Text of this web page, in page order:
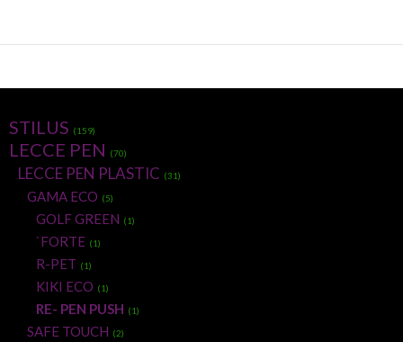
STILUS (159)
LECCE PEN (70)
LECCE PEN PLASTIC (31)
GAMA ECO (5)
GOLF GREEN (1)
`FORTE (1)
R-PET (1)
KIKI ECO (1)
RE- PEN PUSH (1)
SAFE TOUCH (2)